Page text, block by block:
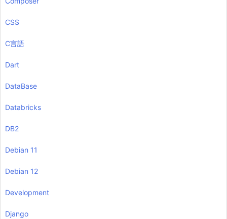
CSS
C言語
Dart
DataBase
Databricks
DB2
Debian 11
Debian 12
Development
Django